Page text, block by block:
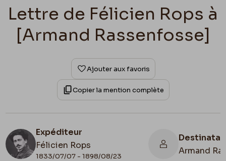
Lettre de Félicien Rops à
[Armand Rassenfosse]
Ajouter aux favoris
Copier la mention complète
Expéditeur
Félicien Rops
1833/07/07 - 1898/08/23
Armand